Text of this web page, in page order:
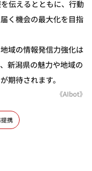
伝えるとともに、行動
く機会の最大化を目指
域の情報発信力強化は
新潟県の魅力や地域の
期待されます。
《AIbot》
携